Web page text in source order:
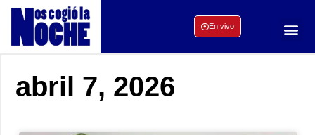
En vivo
abril 7, 2026